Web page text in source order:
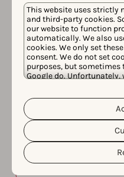
This website uses strictly
and third-party cookies.
our website to function
automatically. We also
cookies. We only set
consent. We do not set
purposes, but sometimes
Google do.
and the different cookies
Privacy Policy
settings and preferences
Head of
AppTweak
improve not
but also our
page